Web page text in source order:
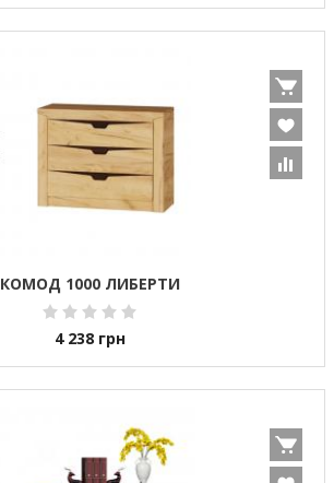
КОМОД 1000 ЛИБЕРТИ
4 238 грн